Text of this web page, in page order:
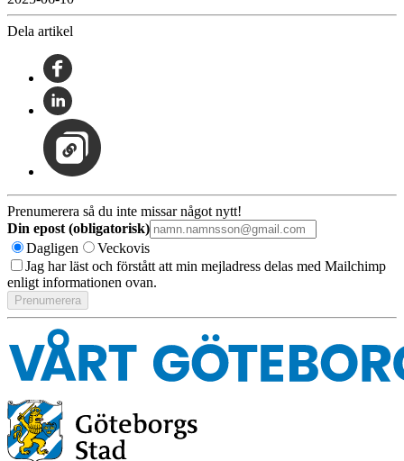
Dela artikel
Prenumerera så du inte missar något nytt!
Din epost (obligatorisk)
Dagligen
Veckovis
Jag har läst och förstått att min mejladress delas med Mailchimp
enligt informationen ovan.